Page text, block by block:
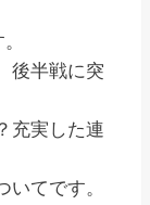
後半戦に突
充実した連
てです。